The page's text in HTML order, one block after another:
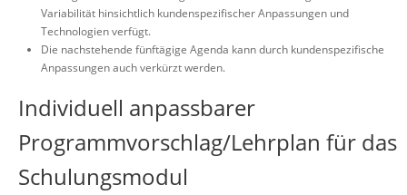
Variabilität hinsichtlich kundenspezifischer Anpassungen und
Technologien verfügt.
Die nachstehende fünftägige Agenda kann durch kundenspezifische
Anpassungen auch verkürzt werden.
Individuell anpassbarer
Programmvorschlag/Lehrplan für das
Schulungsmodul